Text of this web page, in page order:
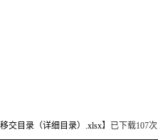
交目录（详细目录）.xlsx】已下载107次